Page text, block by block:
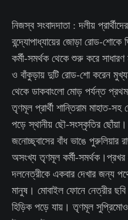
নিজস্ব সংবাদদাতা : দলীয়
বন্দ্যোপাধ্যায়ের জোড়া রোড-শোকে
কর্মী-সমর্থক থেকে শুরু করে সাধারণ
ও বাঁকুড়ায় দুটি রোড-শো করেন
থেকে ডাকবাংলো মোড় পর্যন্ত প্রথম
তৃণমূল প্রার্থী শান্তিরাম মাহাত-
পড়ে স্থানীয় ছৌ-সংস্কৃতির
জনোচ্ছ্বাসের বাঁধ ভাঙে পুরুলিয়ার
অসংখ্য তৃণমূল কর্মী-
দলনেত্রীকে একবার দেখার জন্য
মানুষ। মোবাইল ফোনে নেত্রীর
হিড়িক পড়ে যায়। তৃণমূল সুপ্রিমোও